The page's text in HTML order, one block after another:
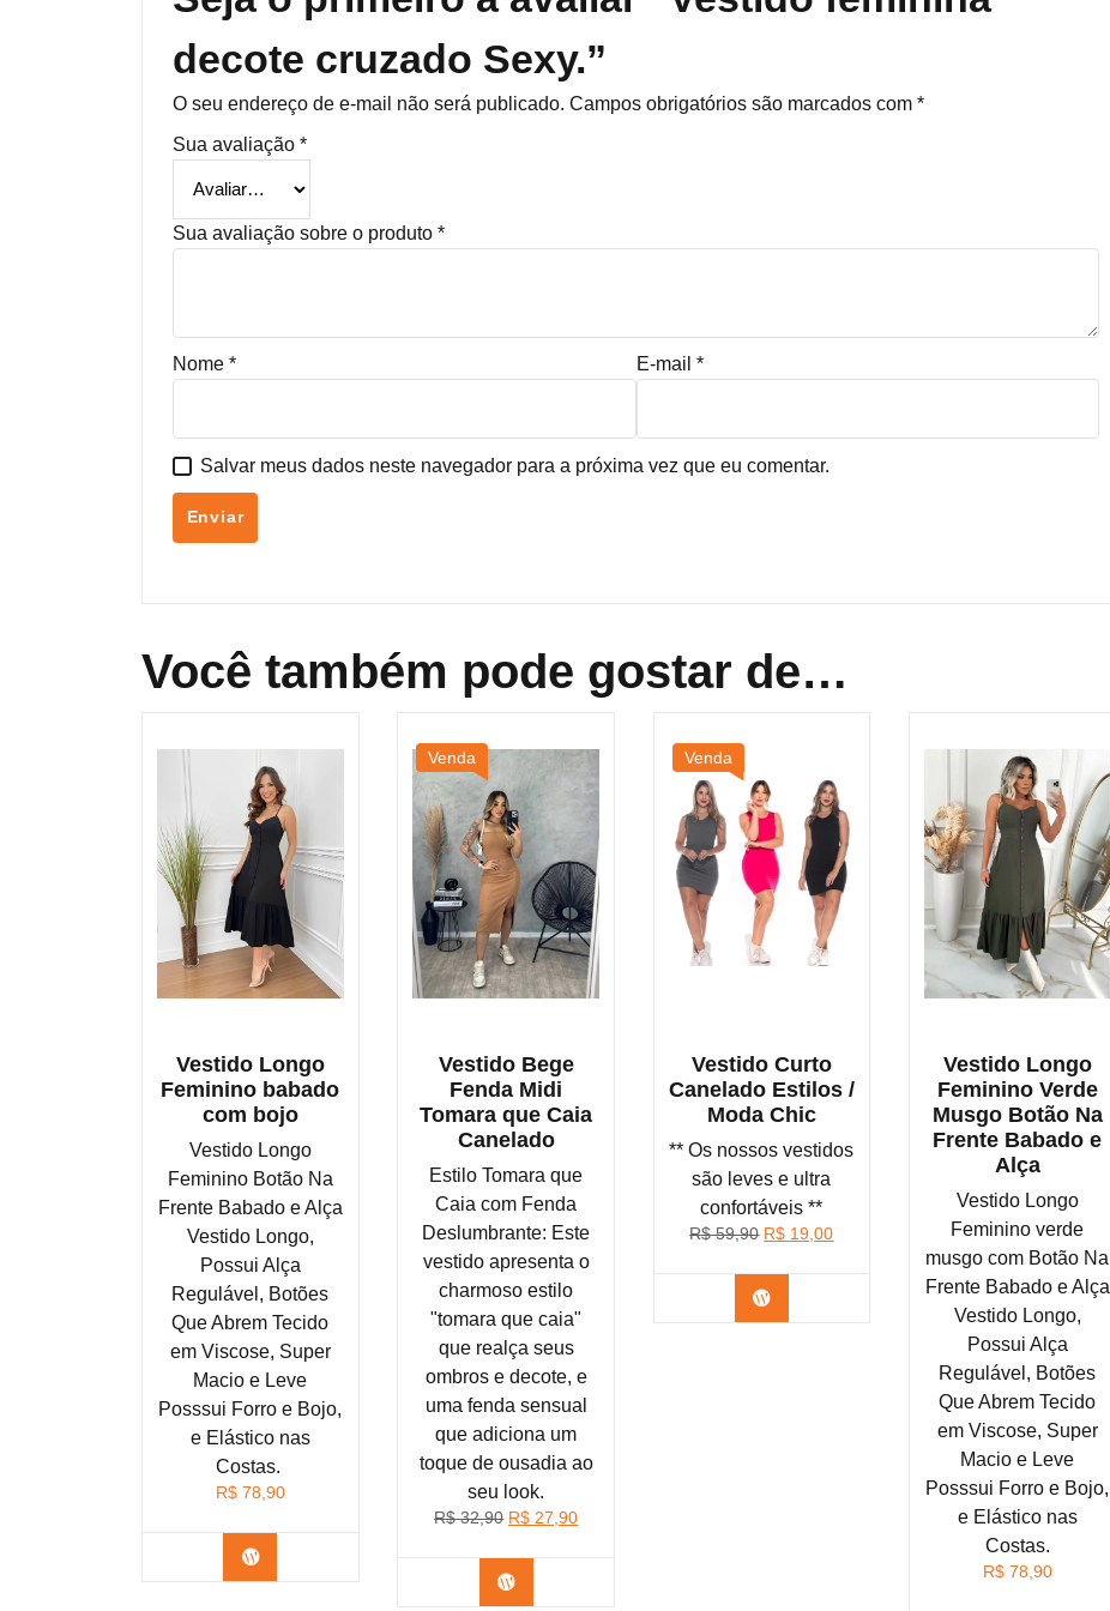
decote cruzado Sexy.”
O seu endereço de e-mail não será publicado. Campos obrigatórios são marcados com *
Sua avaliação *
Sua avaliação sobre o produto *
Nome * E-mail *
Salvar meus dados neste navegador para a próxima vez que eu comentar.
Você também pode gostar de…
Vestido Longo
Feminino babado
com bojo
Vestido Longo
Feminino Botão Na
Frente Babado e Alça
Vestido Longo,
Possui Alça
Regulável, Botões
Que Abrem Tecido
em Viscose, Super
Macio e Leve
Posssui Forro e Bojo,
e Elástico nas
Costas.
R$78,90
Confira na Shopee
Venda
Vestido Bege
Fenda Midi
Tomara que Caia
Canelado
Estilo Tomara que
Caia com Fenda
Deslumbrante: Este
vestido apresenta o
charmoso estilo
"tomara que caia"
que realça seus
ombros e decote, e
uma fenda sensual
que adiciona um
toque de ousadia ao
seu look.
R$32,90 O
original
era:
R$ 27,90O
Confira na Shopee
Venda
Vestido Curto
Canelado Estilos /
Moda Chic
** Os nossos vestidos
são leves e ultra
confortáveis **
R$59,90 O
original
era:
R$ 59,90.
R$ 19,00O
Confira na Shopee
Vestido Longo
Feminino Verde
Musgo Botão Na
Frente Babado e
Alça
Vestido Longo
Feminino verde
musgo com Botão Na
Frente Babado e Alça
Vestido Longo,
Possui Alça
Regulável, Botões
Que Abrem Tecido
em Viscose, Super
Macio e Leve
Posssui Forro e Bojo,
e Elástico nas
Costas.
R$78,90